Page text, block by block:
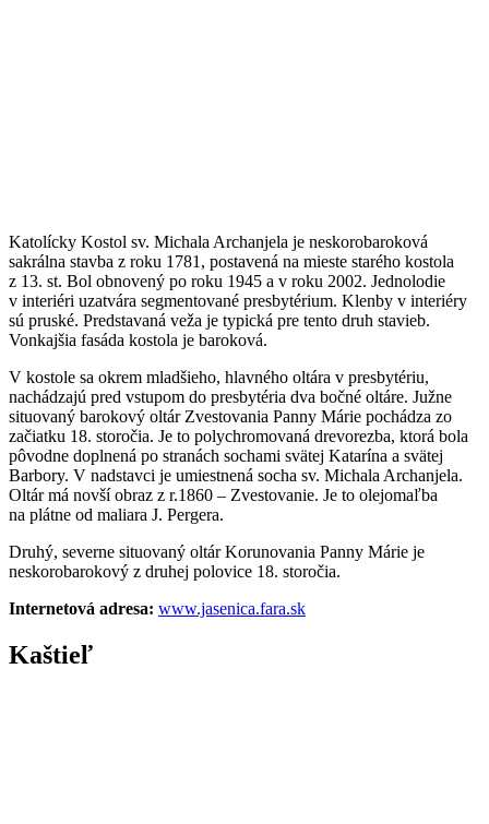
Katolícky Kostol sv. Michala Archanjela je neskorobaroková
sakrálna stavba z roku 1781, postavená na mieste starého kostola
z 13. st. Bol obnovený po roku 1945 a v roku 2002. Jednolodie
v interiéri uzatvára segmentované presbytérium. Klenby v interiéry
sú pruské. Predstavaná veža je typická pre tento druh stavieb.
Vonkajšia fasáda kostola je baroková.
V kostole sa okrem mladšieho, hlavného oltára v presbytériu,
nachádzajú pred vstupom do presbytéria dva bočné oltáre. Južne
situovaný barokový oltár Zvestovania Panny Márie pochádza zo
začiatku 18. storočia. Je to polychromovaná drevorezba, ktorá bola
pôvodne doplnená po stranách sochami svätej Katarína a svätej
Barbory. V nadstavci je umiestnená socha sv. Michala Archanjela.
Oltár má novší obraz z r.1860 – Zvestovanie. Je to olejomaľba
na plátne od maliara J. Pergera.
Druhý, severne situovaný oltár Korunovania Panny Márie je
neskorobarokový z druhej polovice 18. storočia.
Internetová adresa: www.jasenica.fara.sk
Kaštieľ